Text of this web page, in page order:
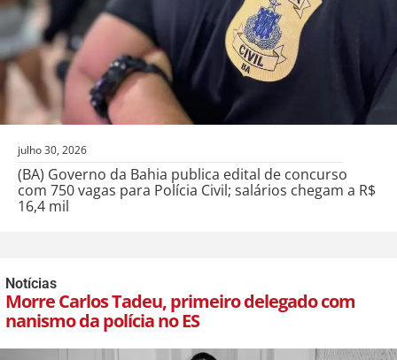
julho 30, 2026
(BA) Governo da Bahia publica edital de concurso
com 750 vagas para Polícia Civil; salários chegam a R$
16,4 mil
Notícias
Morre Carlos Tadeu, primeiro delegado com
nanismo da polícia no ES